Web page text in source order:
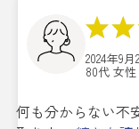
2024年9月
80代 女
何も分からない不